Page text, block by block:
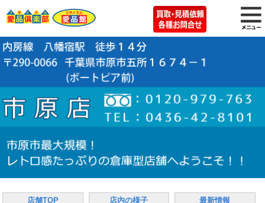
店舗TOP 店内の様子 最新情報